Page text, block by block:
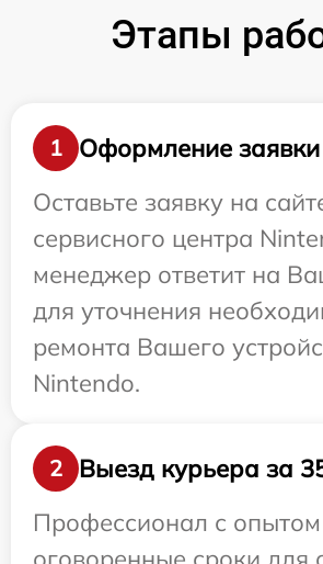
Этапы
1
Оформление заявки
Оставьте заявку на
сервисного центра
менеджер ответит на
для уточнения
ремонта Вашего
Nintendo.
2
Выезд курьера за
Профессионал с